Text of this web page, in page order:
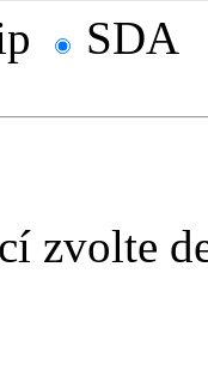
SDA
zvolte